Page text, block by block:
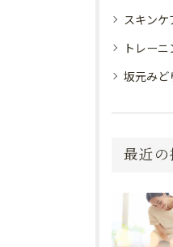
スキンケ
トレーニ
坂元みど
最近の